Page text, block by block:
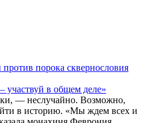
порока сквернословия
участвуй в общем деле»
— неслучайно. Возможно,
в историю. «Мы ждем всех и